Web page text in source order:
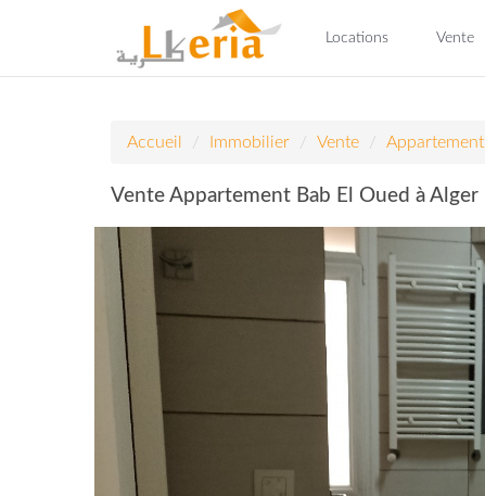
Locations Vente
Accueil Immobilier Vente Appartement
Vente Appartement Bab El Oued à Alger